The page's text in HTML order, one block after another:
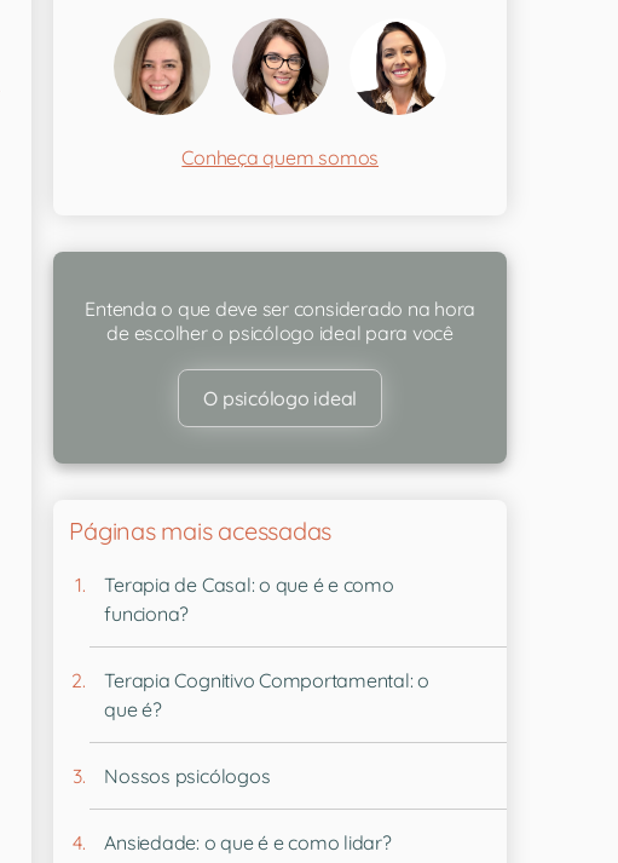
Conheça quem somos
Entenda o que deve ser considerado na hora
de escolher o psicólogo ideal para você
O psicólogo ideal
Páginas mais acessadas
Terapia de Casal: o que é e como
funciona?
Terapia Cognitivo Comportamental: o
que é?
Nossos psicólogos
Ansiedade: o que é e como lidar?